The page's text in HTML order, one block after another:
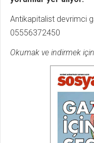
Antikapitalist devrimci
05556372450
Okumak ve indirmek